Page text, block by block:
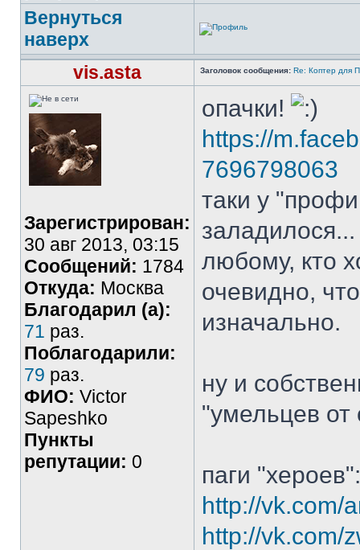
Вернуться
наверх
vis.asta
Заголовок сообщения: Re: Коптер для
Зарегистрирован:
30 авг 2013, 03:15
Сообщений: 1784
Откуда: Москва
Благодарил (а):
71 раз.
Поблагодарили:
79 раз.
ФИО: Victor
Sapeshko
Пункты
репутации: 0
опачки!
https://
7696798063
таки у
заладилося...
любому, кто
очевидно,
изначально.
ну и
"умельцев от
паги "хероев":
http://vk.com/
http://vk.com/